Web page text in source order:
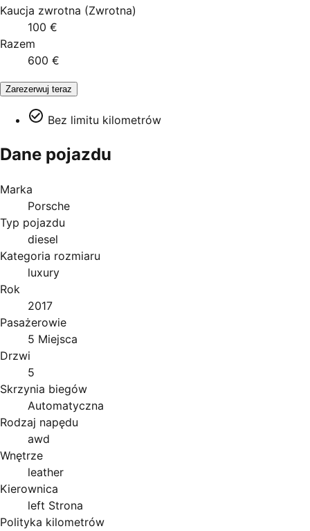
Kaucja zwrotna (Zwrotna)
100 €
Razem
600 €
Zarezerwuj teraz
Bez limitu kilometrów
Dane pojazdu
Marka
Porsche
Typ pojazdu
diesel
Kategoria rozmiaru
luxury
Rok
2017
Pasażerowie
5 Miejsca
Drzwi
5
Skrzynia biegów
Automatyczna
Rodzaj napędu
awd
Wnętrze
leather
Kierownica
left Strona
Polityka kilometrów